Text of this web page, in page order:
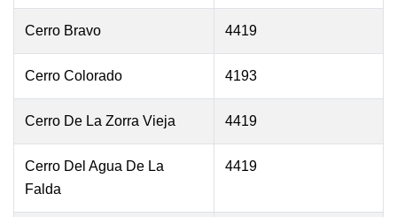
Cerro Bravo 4419
Cerro Colorado 4193
Cerro De La Zorra Vieja 4419
Cerro Del Agua De La
Falda
4419